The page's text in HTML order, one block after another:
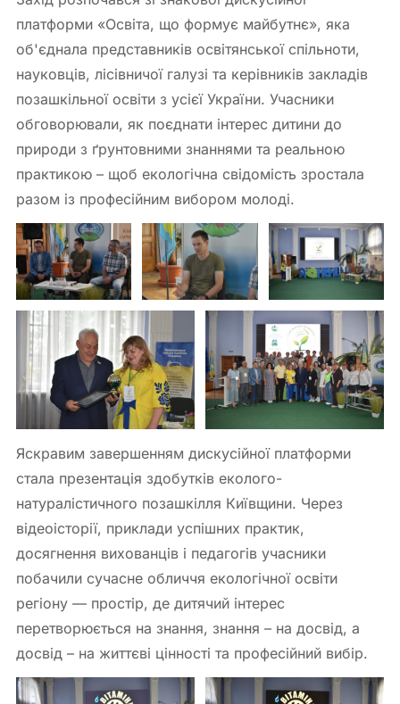
платформи «Освіта, що формує майбутнє», яка
об'єднала представників освітянської спільноти,
науковців, лісівничої галузі та керівників закладів
позашкільної освіти з усієї України. Учасники
обговорювали, як поєднати інтерес дитини до
природи з ґрунтовними знаннями та реальною
практикою – щоб екологічна свідомість зростала
разом із професійним вибором молоді.
Яскравим завершенням дискусійної платформи
стала презентація здобутків еколого-
натуралістичного позашкілля Київщини. Через
відеоісторії, приклади успішних практик,
досягнення вихованців і педагогів учасники
побачили сучасне обличчя екологічної освіти
регіону — простір, де дитячий інтерес
перетворюється на знання, знання – на досвід, а
досвід – на життєві цінності та професійний вибір.